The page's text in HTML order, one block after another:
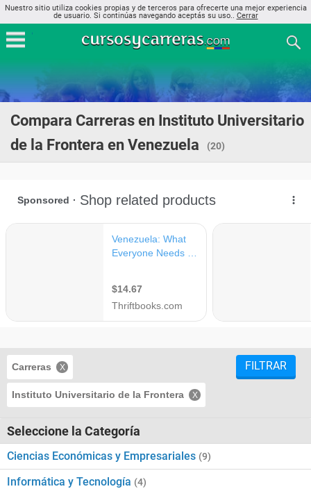
Nuestro sitio utiliza cookies propias y de terceros para ofrecerte una mejor experiencia
de usuario. Si continúas navegando aceptás su uso.. Cerrar
Compara Carreras en Instituto Universitario
de la Frontera en Venezuela
(20)
Carreras
Instituto Universitario de la Frontera
FILTRAR
Seleccione la Categoría
Ciencias Económicas y Empresariales (9)
Informática y Tecnología (4)